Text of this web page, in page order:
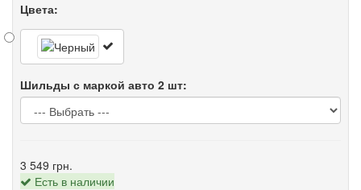
Цвета:
Шильды с маркой авто 2 шт:
3 549 грн.
Есть в наличии